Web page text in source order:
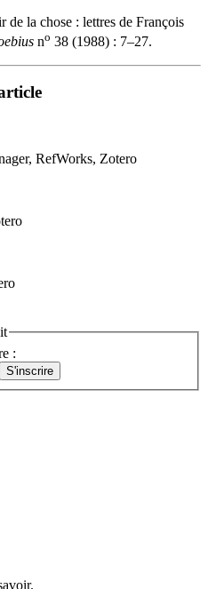
de la chose : lettres de François
no 38 (1988) : 7–27.
RefWorks, Zotero
: